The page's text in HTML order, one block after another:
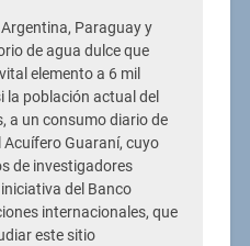
Paraguay y
de agua dulce que
elemento a 6 mil
la población actual del
a un consumo diario de
Guaraní, cuyo
de investigadores
del Banco
internacionales, que
este sitio